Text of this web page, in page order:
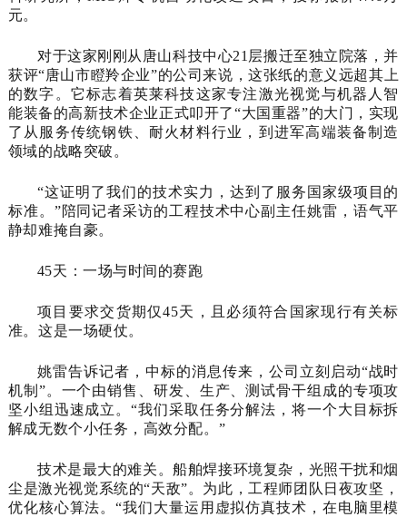
元。
对于这家刚刚从唐山科技中心21层搬迁至独立院落，并
获评“唐山市瞪羚企业”的公司来说，这张纸的意义远超其上
的数字。它标志着英莱科技这家专注激光视觉与机器人智
能装备的高新技术企业正式叩开了“大国重器”的大门，实现
了从服务传统钢铁、耐火材料行业，到进军高端装备制造
领域的战略突破。
“这证明了我们的技术实力，达到了服务国家级项目的
标准。”陪同记者采访的工程技术中心副主任姚雷，语气平
静却难掩自豪。
45天：一场与时间的赛跑
项目要求交货期仅45天，且必须符合国家现行有关标
准。这是一场硬仗。
姚雷告诉记者，中标的消息传来，公司立刻启动“战时
机制”。一个由销售、研发、生产、测试骨干组成的专项攻
坚小组迅速成立。“我们采取任务分解法，将一个大目标拆
解成无数个小任务，高效分配。”
技术是最大的难关。船舶焊接环境复杂，光照干扰和烟
尘是激光视觉系统的“天敌”。为此，工程师团队日夜攻坚，
优化核心算法。“我们大量运用虚拟仿真技术，在电脑里模